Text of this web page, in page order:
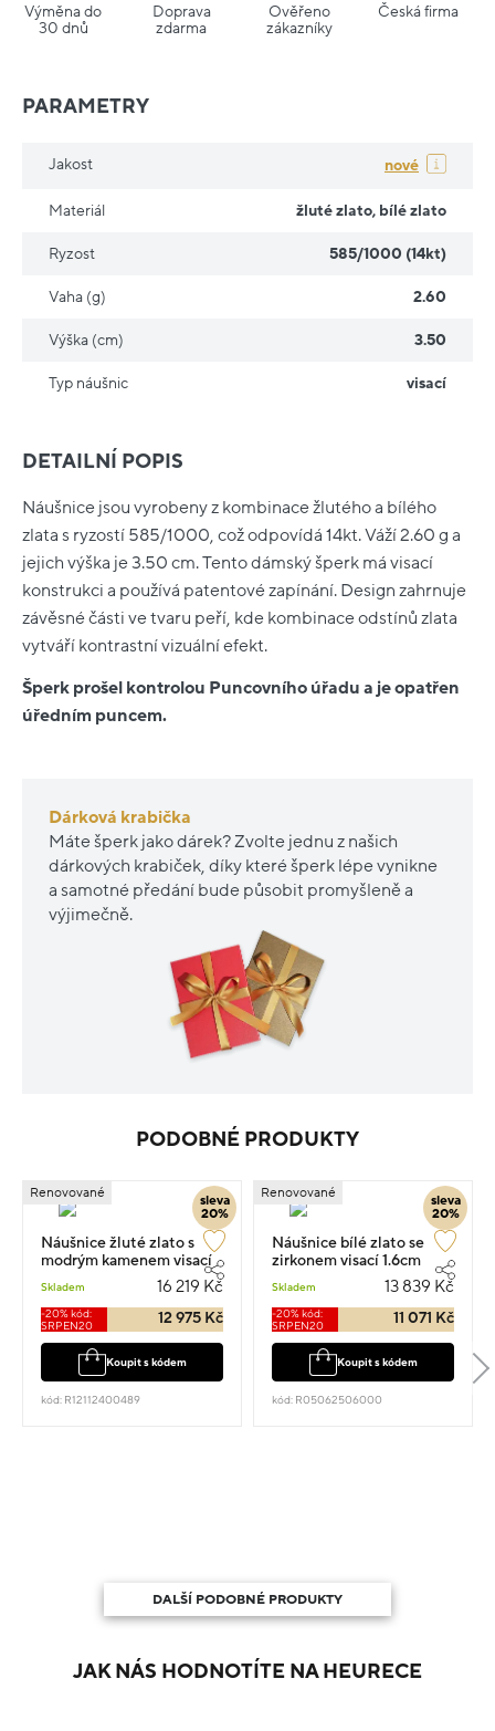
Výměna do
30 dnů
Doprava
zdarma
Ověřeno
zákazníky
Česká firma
DETAILNÍ POPIS
Náušnice jsou vyrobeny z kombinace žlutého a bílého
zlata s ryzostí 585/1000, což odpovídá 14kt. Váží 2.60 g a
jejich výška je 3.50 cm. Tento dámský šperk má visací
konstrukci a používá patentové zapínání. Design zahrnuje
závěsné části ve tvaru peří, kde kombinace odstínů zlata
vytváří kontrastní vizuální efekt.
Šperk prošel kontrolou Puncovního úřadu a je opatřen
úředním puncem.
Dárková krabička
Máte šperk jako dárek? Zvolte jednu z našich
dárkových krabiček, díky které šperk lépe vynikne
a samotné předání bude působit promyšleně a
výjimečně.
PARAMETRY
Jakost nové
Materiál žluté zlato, bílé zlato
Ryzost 585/1000 (14kt)
Vaha (g) 2.60
Výška (cm) 3.50
Typ náušnic visací
PODOBNÉ PRODUKTY
sleva
20%
Renovované
Náušnice žluté zlato s
modrým kamenem visací
Skladem 16 219 Kč
-20% kód:
SRPEN20
12 975 Kč
Koupit s kódem
kód: R12112400489
sleva
20%
Renovované
Náušnice bílé zlato se
zirkonem visací 1.6cm
Skladem 13 839 Kč
-20% kód:
SRPEN20
11 071 Kč
Koupit s kódem
kód: R05062506000
DALŠÍ PODOBNÉ PRODUKTY
JAK NÁS HODNOTÍTE NA HEURECE